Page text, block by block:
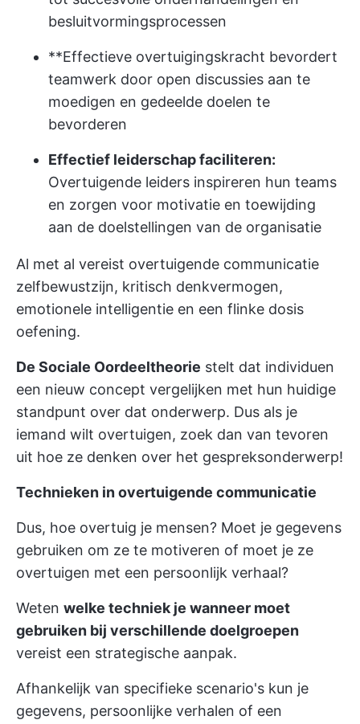
besluitvormingsprocessen
**Effectieve overtuigingskracht bevordert
teamwerk door open discussies aan te
moedigen en gedeelde doelen te
bevorderen
Effectief leiderschap faciliteren:
Overtuigende leiders inspireren hun teams
en zorgen voor motivatie en toewijding
aan de doelstellingen van de organisatie
Al met al vereist overtuigende communicatie
zelfbewustzijn, kritisch denkvermogen,
emotionele intelligentie en een flinke dosis
oefening.
De Sociale Oordeeltheorie stelt dat individuen
een nieuw concept vergelijken met hun huidige
standpunt over dat onderwerp. Dus als je
iemand wilt overtuigen, zoek dan van tevoren
uit hoe ze denken over het gespreksonderwerp!
Technieken in overtuigende communicatie
Dus, hoe overtuig je mensen? Moet je gegevens
gebruiken om ze te motiveren of moet je ze
overtuigen met een persoonlijk verhaal?
Weten welke techniek je wanneer moet
gebruiken bij verschillende doelgroepen
vereist een strategische aanpak.
Afhankelijk van specifieke scenario's kun je
gegevens, persoonlijke verhalen of een